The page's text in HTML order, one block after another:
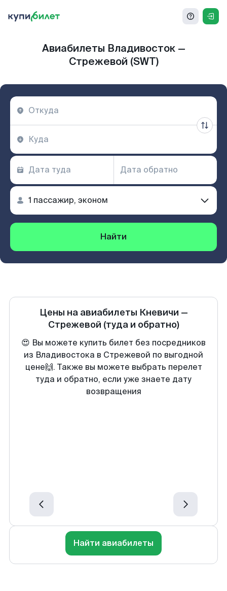
Авиабилеты Владивосток —
Стрежевой (SWT)
Найти
Цены на авиабилеты Кневичи —
Стрежевой (туда и обратно)
😍 Вы можете купить билет без посредников
из Владивостока в Стрежевой по выгодной
цене🙌. Также вы можете выбрать перелет
туда и обратно, если уже знаете дату
возвращения
Найти авиабилеты